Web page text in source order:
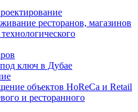
ресторанов, магазинов
ключ в Дубае
объектов HoReCa и Retail
и ресторанного